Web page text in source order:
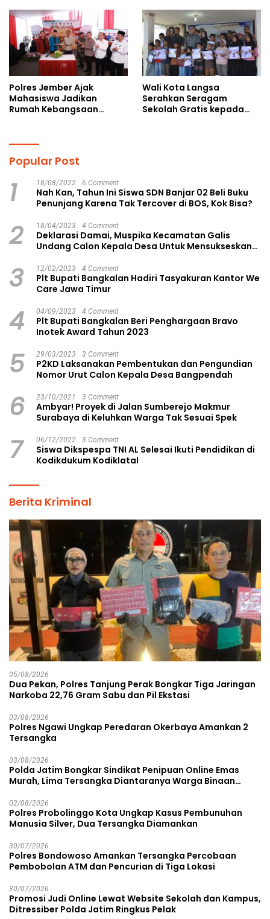
Polres Jember Ajak
Mahasiswa Jadikan
Rumah Kebangsaan
Wali Kota Langsa
Serahkan Seragam
Sekolah Gratis kepada
Popular Post
1 18/08/2022 6 Comment
Nah Kan, Tahun Ini Siswa SDN Banjar 02 Beli Buku
Penunjang Karena Tak Tercover di BOS, Kok Bisa?
2 18/04/2023 4 Comment
Deklarasi Damai, Muspika Kecamatan Galis
Undang Calon Kepala Desa Untuk Mensukseskan
3 12/02/2023 4 Comment
Plt Bupati Bangkalan Hadiri Tasyakuran Kantor We
Care Jawa Timur
4 04/09/2023 4 Comment
Plt Bupati Bangkalan Beri Penghargaan Bravo
Inotek Award Tahun 2023
5 29/03/2023 3 Comment
P2KD Laksanakan Pembentukan dan Pengundian
Nomor Urut Calon Kepala Desa Bangpendah
6 23/10/2021 3 Comment
Ambyar! Proyek di Jalan Sumberejo Makmur
Surabaya di Keluhkan Warga Tak Sesuai Spek
7 06/12/2022 3 Comment
Siswa Dikspespa TNI AL Selesai Ikuti Pendidikan di
Kodikdukum Kodiklatal
Berita Kriminal
05/08/2026
Dua Pekan, Polres Tanjung Perak Bongkar Tiga Jaringan
Narkoba 22,76 Gram Sabu dan Pil Ekstasi
03/08/2026
Polres Ngawi Ungkap Peredaran Okerbaya Amankan 2
Tersangka
03/08/2026
Polda Jatim Bongkar Sindikat Penipuan Online Emas
Murah, Lima Tersangka Diantaranya Warga Binaan
02/08/2026
Polres Probolinggo Kota Ungkap Kasus Pembunuhan
Manusia Silver, Dua Tersangka Diamankan
30/07/2026
Polres Bondowoso Amankan Tersangka Percobaan
Pembobolan ATM dan Pencurian di Tiga Lokasi
30/07/2026
Promosi Judi Online Lewat Website Sekolah dan Kampus,
Ditressiber Polda Jatim Ringkus Pelak